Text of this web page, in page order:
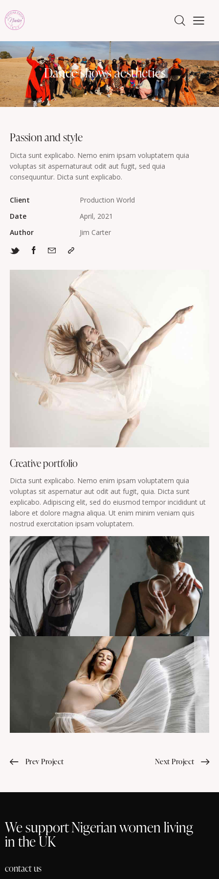
Dance shows aesthetics
Creative portfolio
Dicta sunt explicabo. Nemo enim ipsam voluptatem quia
voluptas sit aspernatur aut odit aut fugit, quia. Dicta sunt
explicabo. Adipiscing elit, sed do eiusmod tempor incididunt ut
labore et dolore magna aliqua. Ut enim minim veniam quis
nostrud exercitation ipsam voluptatem.
Passion and style
Dicta sunt explicabo. Nemo enim ipsam voluptatem quia
voluptas sit aspernaturaut odit aut fugit, sed quia
consequuntur. Dicta sunt explicabo.
Client
Production World
Date
April, 2021
Author
Jim Carter
Prev Project Next Project
We support Nigerian women living
in the UK
contact us